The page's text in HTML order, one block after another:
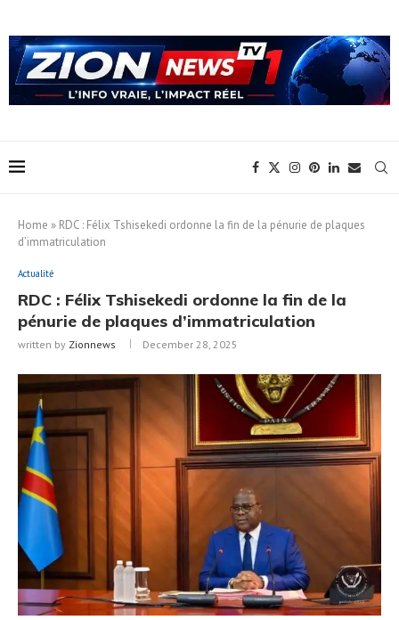
Home » RDC : Félix Tshisekedi ordonne la fin de la pénurie de plaques
d’immatriculation
Actualité
RDC : Félix Tshisekedi ordonne la fin de la
pénurie de plaques d’immatriculation
written by Zionnews December 28, 2025